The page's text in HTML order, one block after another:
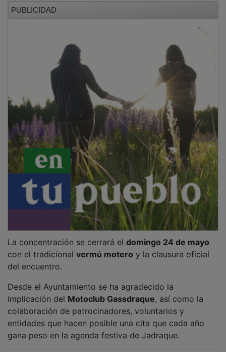
con el tradicional vermú moteroy la clausura oficial
del encuentro.
implicación delMotoclub Gassdraque, así como la
colaboración de patrocinadores, voluntarios y
entidades que hacen posible una cita que cada año
gana peso en la agenda festiva de Jadraque.